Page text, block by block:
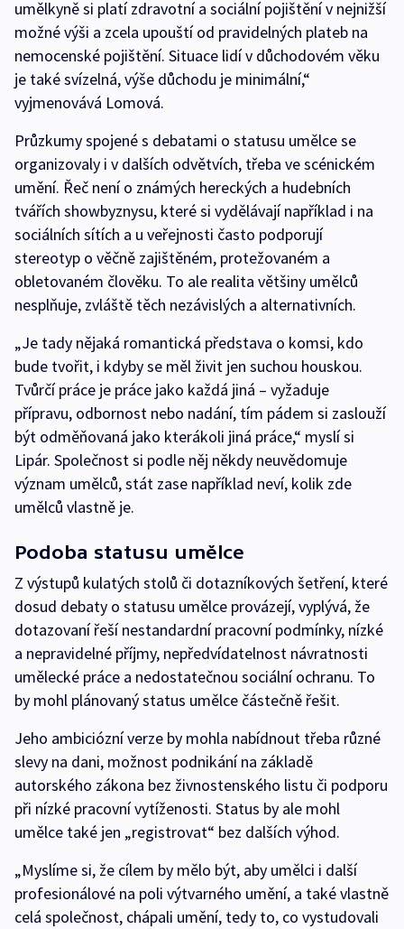
umělkyně si platí zdravotní a sociální pojištění v nejnižší
možné výši a zcela upouští od pravidelných plateb na
nemocenské pojištění. Situace lidí v důchodovém věku
je také svízelná, výše důchodu je minimální,“
vyjmenovává Lomová.
Průzkumy spojené s debatami o statusu umělce se
organizovaly i v dalších odvětvích, třeba ve scénickém
umění. Řeč není o známých hereckých a hudebních
tvářích showbyznysu, které si vydělávají například i na
sociálních sítích a u veřejnosti často podporují
stereotyp o věčně zajištěném, protežovaném a
obletovaném člověku. To ale realita většiny umělců
nesplňuje, zvláště těch nezávislých a alternativních.
„Je tady nějaká romantická představa o komsi, kdo
bude tvořit, i kdyby se měl živit jen suchou houskou.
Tvůrčí práce je práce jako každá jiná – vyžaduje
přípravu, odbornost nebo nadání, tím pádem si zaslouží
být odměňovaná jako kterákoli jiná práce,“ myslí si
Lipár. Společnost si podle něj někdy neuvědomuje
význam umělců, stát zase například neví, kolik zde
umělců vlastně je.
Podoba statusu umělce
Z výstupů kulatých stolů či dotazníkových šetření, které
dosud debaty o statusu umělce provázejí, vyplývá, že
dotazovaní řeší nestandardní pracovní podmínky, nízké
a nepravidelné příjmy, nepředvídatelnost návratnosti
umělecké práce a nedostatečnou sociální ochranu. To
by mohl plánovaný status umělce částečně řešit.
Jeho ambiciózní verze by mohla nabídnout třeba různé
slevy na dani, možnost podnikání na základě
autorského zákona bez živnostenského listu či podporu
při nízké pracovní vytíženosti. Status by ale mohl
umělce také jen „registrovat“ bez dalších výhod.
„Myslíme si, že cílem by mělo být, aby umělci i další
profesionálové na poli výtvarného umění, a také vlastně
celá společnost, chápali umění, tedy to, co vystudovali